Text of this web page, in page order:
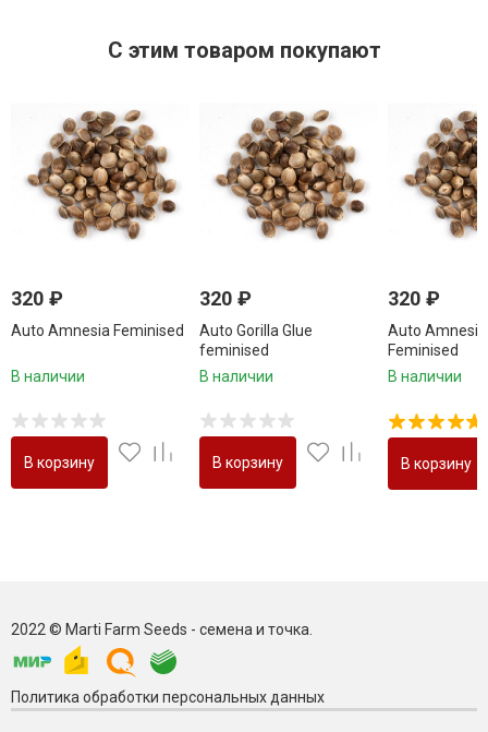
C этим товаром покупают
320 ₽
Auto Amnesia Feminised
В наличии
В корзину
320 ₽
Auto Gorilla Glue
feminised
В наличии
В корзину
320 ₽
Auto
Feminised
В наличии
В корзину
2022 © Marti Farm Seeds - семена и точка.
Политика обработки персональных данных